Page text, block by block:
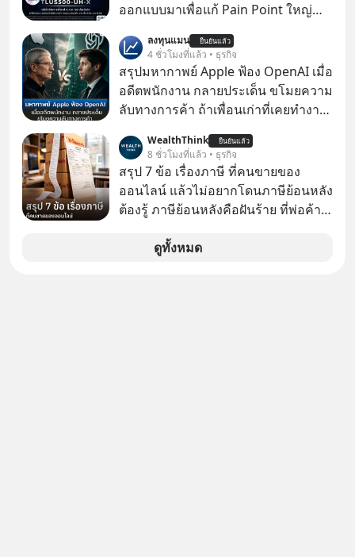
ออกแบบมาเพื่อแก้ Pain Point ใหญ่
ลงทุนแมน ยืนยันแล้ว
4 ชั่วโมงที่แล้ว • ธุรกิจ
สรุปมหากาพย์ Apple ฟ้อง OpenAI เมื่อ
อดีตพนักงาน กลายประเด็น ขโมยความ
ลับทางการค้า ถ้าเพื่อนเก่าที่เคยทำงาน
เก่าที่เขาเคยทำไว้ ตอนยังอยู่บริษัท
เดียวกัน
WealthThink ยืนยันแล้ว
8 ชั่วโมงที่แล้ว • ธุรกิจ
สรุป 7 ข้อ เรื่องภาษี ที่คนขายของ
ออนไลน์ แล้วไม่อยากโดนภาษีย้อนหลัง
ต้องรู้ ภาษีย้อนหลังคือฝันร้าย ที่พ่อค้า
ดูทั้งหมด